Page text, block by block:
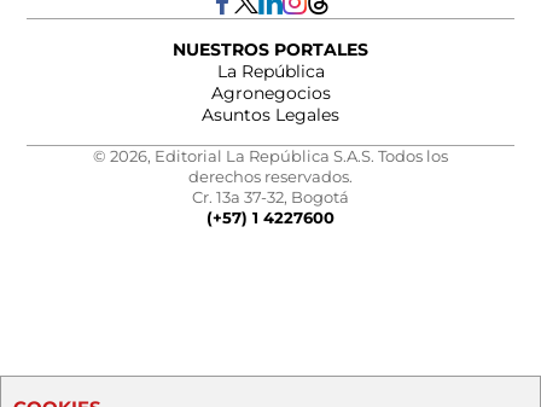
NUESTROS PORTALES
La República
Agronegocios
Asuntos Legales
© 2026, Editorial La República S.A.S. Todos los
derechos reservados.
Cr. 13a 37-32, Bogotá
(+57) 1 4227600